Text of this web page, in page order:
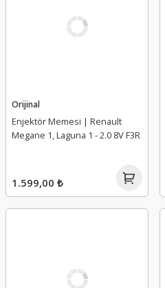
Orijinal
Enjektör Memesi | Renault
Megane 1, Laguna 1 - 2.0 8V F3R
1.599,00 ₺